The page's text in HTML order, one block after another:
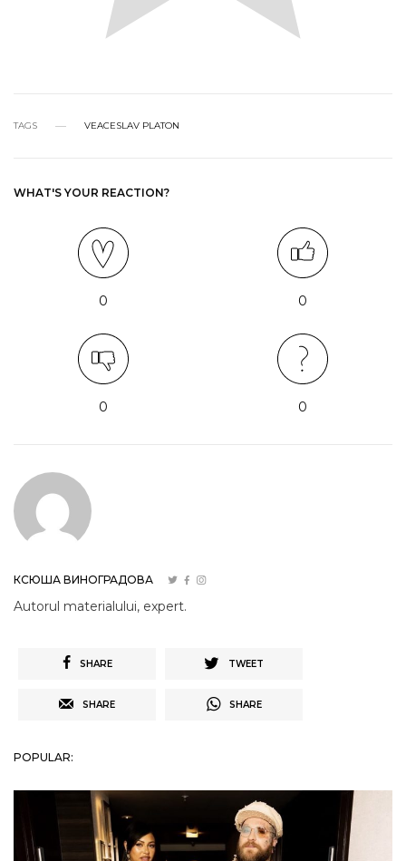
TAGS VEACESLAV PLATON
WHAT'S YOUR REACTION?
0 0
0 0
КСЮША ВИНОГРАДОВА
Autorul materialului, expert.
SHARE TWEET
SHARE SHARE
POPULAR: